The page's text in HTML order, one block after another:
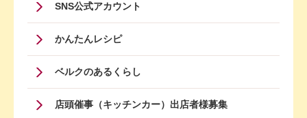
SNS公式アカウント
かんたんレシピ
ベルクのあるくらし
店頭催事（キッチンカー）出店者様募集